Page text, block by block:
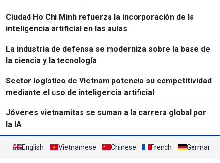
Ciudad Ho Chi Minh refuerza la incorporación de la
inteligencia artificial en las aulas
La industria de defensa se moderniza sobre la base de
la ciencia y la tecnología
Sector logístico de Vietnam potencia su competitividad
mediante el uso de inteligencia artificial
Jóvenes vietnamitas se suman a la carrera global por
la IA
English Vietnamese Chinese French German